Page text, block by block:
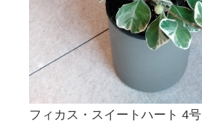
フィカス・スイートハート 4号